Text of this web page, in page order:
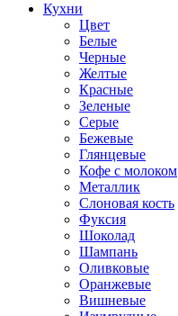
Кухни
Цвет
Белые
Черные
Желтые
Красные
Зеленые
Серые
Бежевые
Глянцевые
Кофе с молоком
Металлик
Слоновая кость
Фуксия
Шоколад
Шампань
Оливковые
Оранжевые
Вишневые